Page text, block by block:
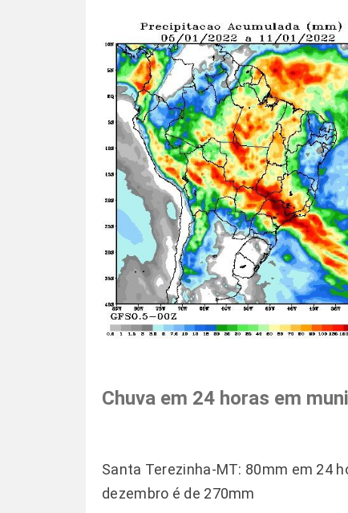
Chuva em 24 horas em
Santa Terezinha-MT: 80mm em 24
dezembro é de 270mm